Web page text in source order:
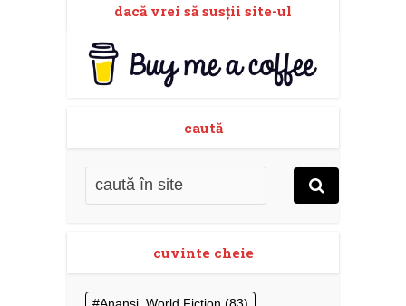
dacă vrei să susţii site-ul
caută
cuvinte cheie
Anansi. World Fiction (83)